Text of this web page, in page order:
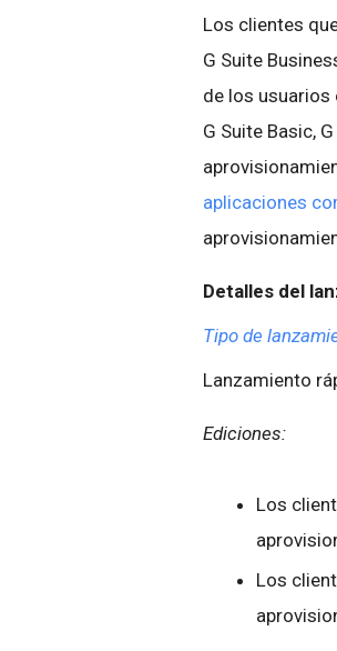
Los clientes
G Suite
de los usuarios
G Suite Basic,
aplicaciones
Detalles del
Tipo de
Lanzamiento
Ediciones:
Los
Los